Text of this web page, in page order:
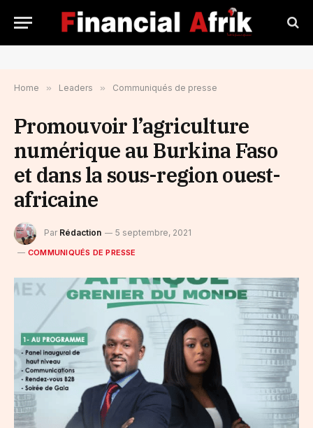
Home » Leaders » Communiqués de presse
Promouvoir l’agriculture
numérique au Burkina Faso
et dans la sous-region ouest-
africaine
Par Rédaction 5 septembre, 2021
COMMUNIQUÉS DE PRESSE